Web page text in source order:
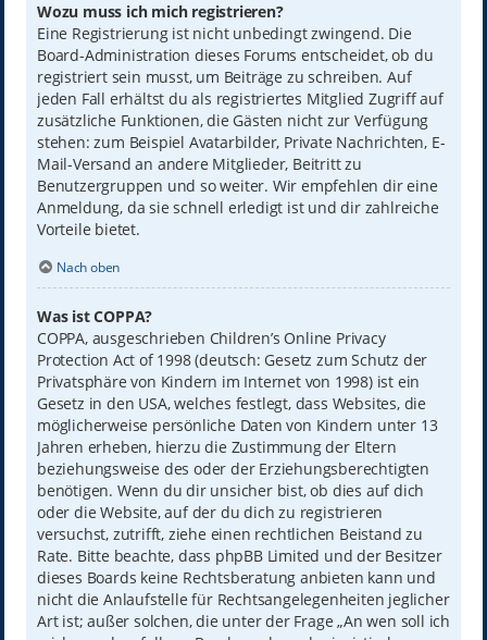
Wozu muss ich mich registrieren?
Eine Registrierung ist nicht unbedingt zwingend. Die
Board-Administration dieses Forums entscheidet, ob du
registriert sein musst, um Beiträge zu schreiben. Auf
jeden Fall erhältst du als registriertes Mitglied Zugriff auf
zusätzliche Funktionen, die Gästen nicht zur Verfügung
stehen: zum Beispiel Avatarbilder, Private Nachrichten, E-
Mail-Versand an andere Mitglieder, Beitritt zu
Benutzergruppen und so weiter. Wir empfehlen dir eine
Anmeldung, da sie schnell erledigt ist und dir zahlreiche
Vorteile bietet.
Nach oben
Was ist COPPA?
COPPA, ausgeschrieben Children’s Online Privacy
Protection Act of 1998 (deutsch: Gesetz zum Schutz der
Privatsphäre von Kindern im Internet von 1998) ist ein
Gesetz in den USA, welches festlegt, dass Websites, die
möglicherweise persönliche Daten von Kindern unter 13
Jahren erheben, hierzu die Zustimmung der Eltern
beziehungsweise des oder der Erziehungsberechtigten
benötigen. Wenn du dir unsicher bist, ob dies auf dich
oder die Website, auf der du dich zu registrieren
versuchst, zutrifft, ziehe einen rechtlichen Beistand zu
Rate. Bitte beachte, dass phpBB Limited und der Besitzer
dieses Boards keine Rechtsberatung anbieten kann und
nicht die Anlaufstelle für Rechtsangelegenheiten jeglicher
Art ist; außer solchen, die unter der Frage „An wen soll ich